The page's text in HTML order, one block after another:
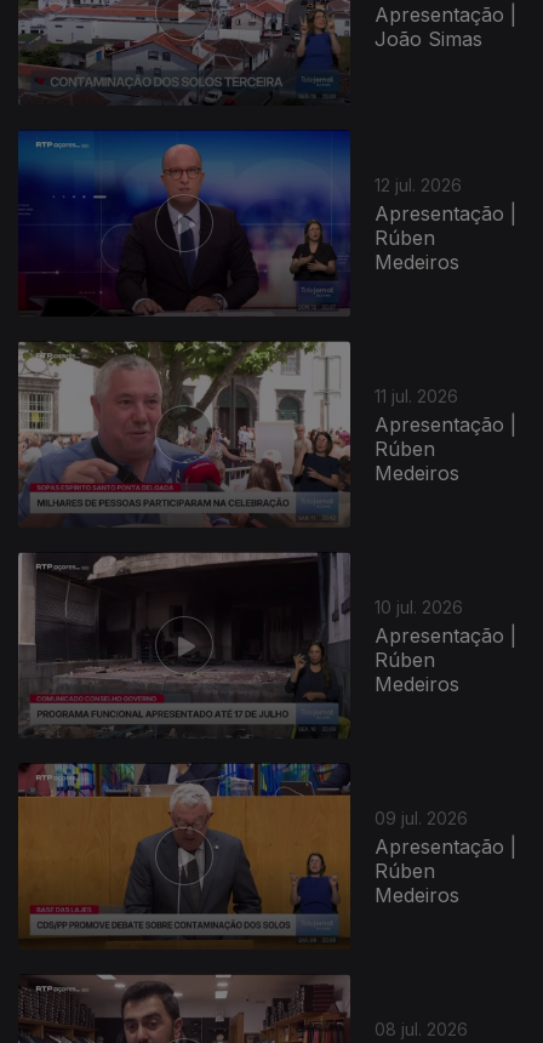
Apresentação |
João Simas
12 jul. 2026
Apresentação |
Rúben
Medeiros
11 jul. 2026
Apresentação |
Rúben
Medeiros
10 jul. 2026
Apresentação |
Rúben
Medeiros
09 jul. 2026
Apresentação |
Rúben
Medeiros
08 jul. 2026